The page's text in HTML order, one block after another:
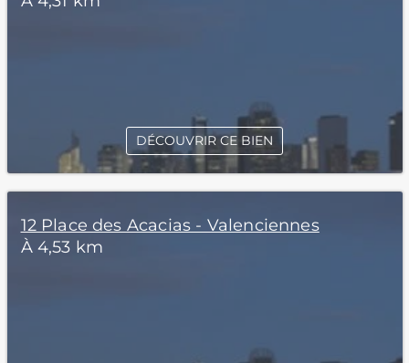
DÉCOUVRIR CE BIEN
12 Place des Acacias - Valenciennes
À 4,53 km